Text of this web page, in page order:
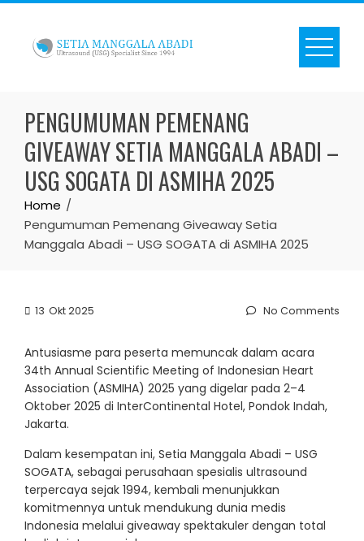
Skip
content
PENGUMUMAN PEMENANG
GIVEAWAY SETIA MANGGALA ABADI –
USG SOGATA DI ASMIHA 2025
Home
Pengumuman Pemenang Giveaway Setia
Manggala Abadi – USG SOGATA di ASMIHA 2025
13 Okt 2025 No Comments
Antusiasme para peserta memuncak dalam acara
34th Annual Scientific Meeting of Indonesian Heart
Association (ASMIHA) 2025 yang digelar pada 2–4
Oktober 2025 di InterContinental Hotel, Pondok Indah,
Jakarta.
Dalam kesempatan ini, Setia Manggala Abadi – USG
SOGATA, sebagai perusahaan spesialis ultrasound
terpercaya sejak 1994, kembali menunjukkan
komitmennya untuk mendukung dunia medis
Indonesia melalui giveaway spektakuler dengan total